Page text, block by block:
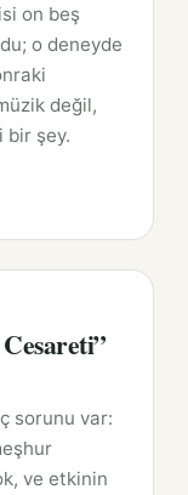
on beş
o deneyde
değil,
bir şey.
sorunu var:
ve etkinin